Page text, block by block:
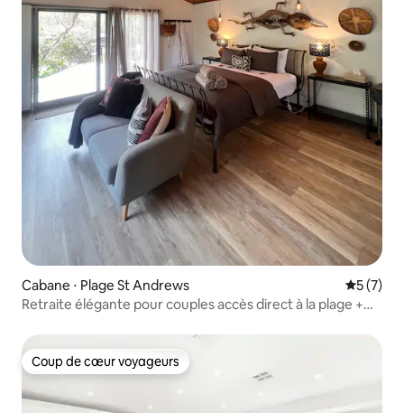
Cabane ⋅ Plage St Andrews
5 (7)
Retraite élégante pour couples accès direct à la plage +
Coup de cœur voyageurs
Coup de cœur voyageurs